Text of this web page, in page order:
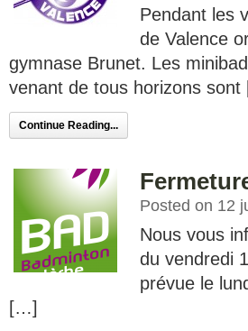
Pendant les
de Valence
gymnase Brunet. Les
venant de tous horizons
Continue Reading...
Posted on 12
Nous vous
du vendredi
prévue le
[…]